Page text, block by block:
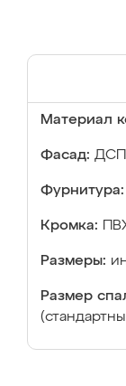
Материал
Фасад:
Фурнитура:
Кромка:
Размеры:
Размер